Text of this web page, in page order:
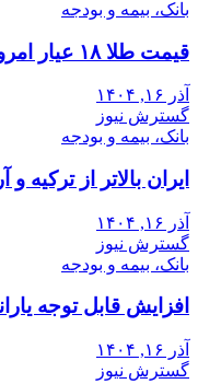
بانک، بیمه و بودجه
قیمت طلا ۱۸ عیار امروز ۱۶ آذر اعلام شد + جدول
آذر ۱۶, ۱۴۰۴
گسترش نیوز
بانک، بیمه و بودجه
ایران بالاتر از
آذر ۱۶, ۱۴۰۴
گسترش نیوز
بانک، بیمه و بودجه
افزایش قابل توجه یارانه آذر ۱۴۰۴؛ سهم دهک‌های ۱
آذر ۱۶, ۱۴۰۴
گسترش نیوز